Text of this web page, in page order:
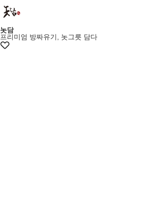
멤버스20%쿠폰
놋담
프리미엄 방짜유기, 놋그릇 담다